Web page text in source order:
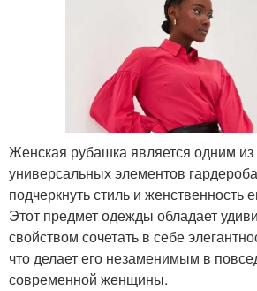
Женская рубашка является одним
универсальных элементов
подчеркнуть стиль и женственность
Этот предмет одежды обладает
свойством сочетать в себе
что делает его незаменимым в
современной женщины.